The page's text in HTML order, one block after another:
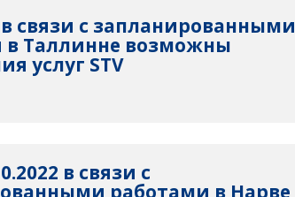
в связи с запланированными
в Таллинне возможны
услуг STV
в связи с
работами в Нарве